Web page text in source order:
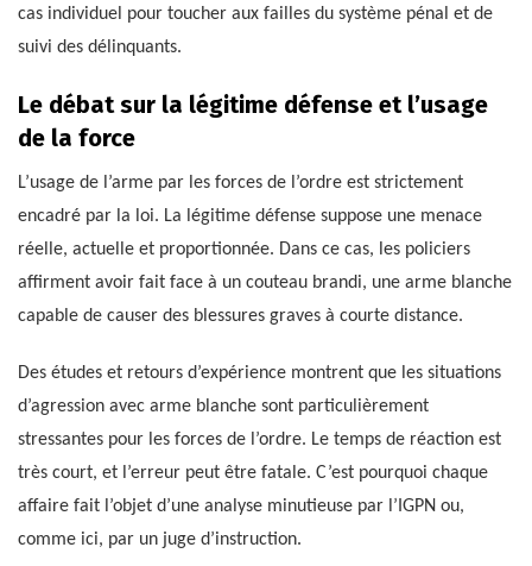
cas individuel pour toucher aux failles du système pénal et de
suivi des délinquants.
Le débat sur la légitime défense et l’usage
de la force
L’usage de l’arme par les forces de l’ordre est strictement
encadré par la loi. La légitime défense suppose une menace
réelle, actuelle et proportionnée. Dans ce cas, les policiers
affirment avoir fait face à un couteau brandi, une arme blanche
capable de causer des blessures graves à courte distance.
Des études et retours d’expérience montrent que les situations
d’agression avec arme blanche sont particulièrement
stressantes pour les forces de l’ordre. Le temps de réaction est
très court, et l’erreur peut être fatale. C’est pourquoi chaque
affaire fait l’objet d’une analyse minutieuse par l’IGPN ou,
comme ici, par un juge d’instruction.